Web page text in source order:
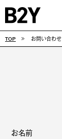
COLUMN
SNEAKERS
TOP お問い合わせ
お名前